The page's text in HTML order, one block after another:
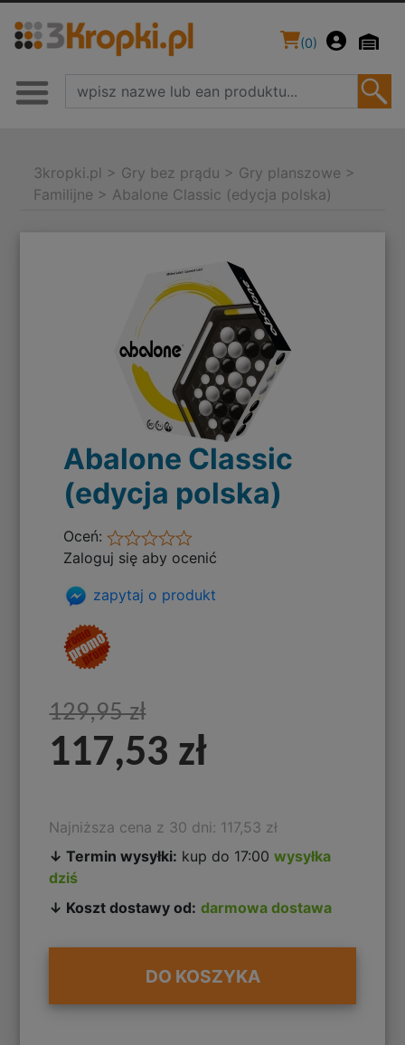
(0)
3kropki.pl > Gry bez prądu > Gry planszowe >
Familijne > Abalone Classic (edycja polska)
Abalone Classic
(edycja polska)
Oceń:
Zaloguj się aby ocenić
zapytaj o produkt
129,95 zł
117,53 zł
Najniższa cena z 30 dni: 117,53 zł
↓ Termin wysyłki: kup do 17:00wysyłka
dziś
↓ Koszt dostawy od: darmowa dostawa
DO KOSZYKA